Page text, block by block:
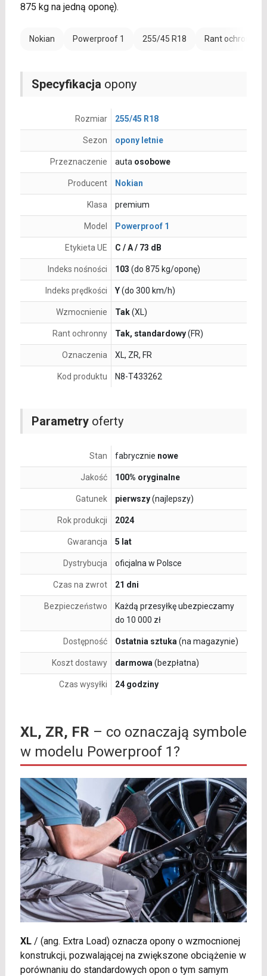
875 kg na jedną oponę).
Nokian Powerproof 1 255/45 R18 Rant ochronny
Parametryoferty
Stan fabrycznie nowe
Jakość 100% oryginalne
Gatunek pierwszy(najlepszy)
Rok produkcji 2024
Gwarancja 5 lat
Dystrybucja oficjalna w Polsce
Czas na zwrot 21 dni
Bezpieczeństwo
Każdą przesyłkę ubezpieczamy
do 10 000 zł
Dostępność Ostatnia sztuka (na magazynie)
Koszt dostawy darmowa (bezpłatna)
Czas wysyłki 24 godziny
Specyfikacja opony
Rozmiar 255/45 R18
Sezon opony letnie
Przeznaczenie auta osobowe
Producent Nokian
Klasa premium
Model Powerproof 1
Etykieta UE C / A / 73 dB
Indeks nośności 103 (do 875 kg/oponę)
Indeks prędkości Y(do 300 km/h)
Wzmocnienie Tak(XL)
Rant ochronny Tak, standardowy(FR)
Oznaczenia XL, ZR, FR
Kod produktu N8-T433262
XL, ZR, FR – co oznaczają symbole
w modelu Powerproof 1?
XL/ (ang. Extra Load) oznacza opony o wzmocnionej
konstrukcji, pozwalającej na zwiększone obciążenie w
porównaniu do standardowych opon o tym samym